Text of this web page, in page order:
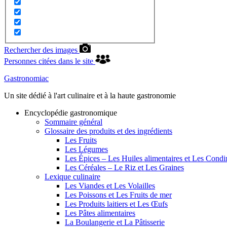
Rechercher des images
Personnes citées dans le site
Gastronomiac
Un site dédié à l'art culinaire et à la haute gastronomie
Encyclopédie gastronomique
Sommaire général
Glossaire des produits et des ingrédients
Les Fruits
Les Légumes
Les Épices – Les Huiles alimentaires et Les
Les Céréales – Le Riz et Les Graines
Lexique culinaire
Les Viandes et Les Volailles
Les Poissons et Les Fruits de mer
Les Produits laitiers et Les Œufs
Les Pâtes alimentaires
La Boulangerie et La Pâtisserie